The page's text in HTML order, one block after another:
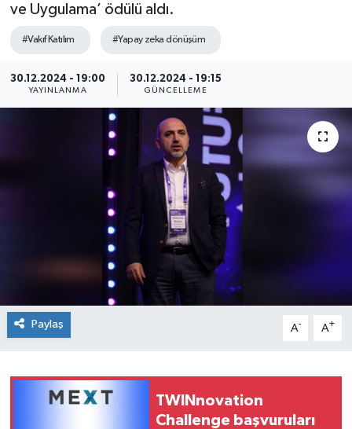
ve Uygulama’ ödülü aldı.
#Vakıf Katılım #Yapay zeka dönüşüm
30.12.2024 - 19:00
YAYINLANMA
30.12.2024 - 19:15
GÜNCELLEME
Paylaş A- A+
TWINnovation
Challenge başvuruları
OSB
ŞİRKET PANO